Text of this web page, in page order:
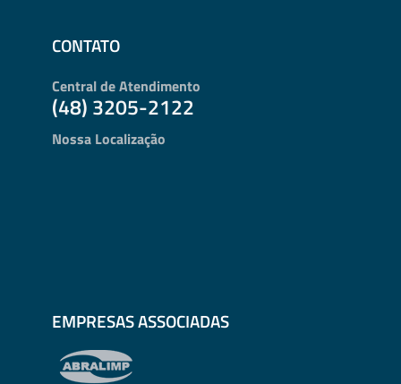
CONTATO
Central de Atendimento
(48) 3205-2122
Nossa Localização
EMPRESAS ASSOCIADAS